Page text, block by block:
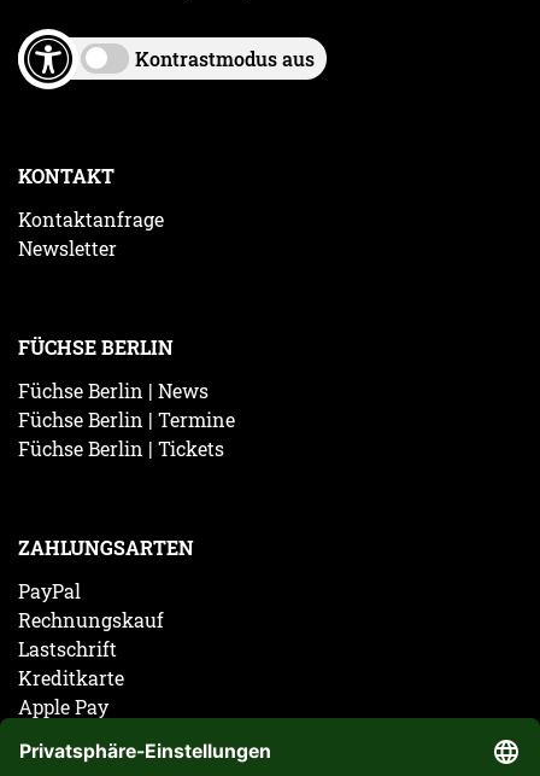
Kontrastmodus aus
KONTAKT
Kontaktanfrage
Newsletter
FÜCHSE BERLIN
Füchse Berlin | News
Füchse Berlin | Termine
Füchse Berlin | Tickets
ZAHLUNGSARTEN
PayPal
Rechnungskauf
Lastschrift
Kreditkarte
Apple Pay